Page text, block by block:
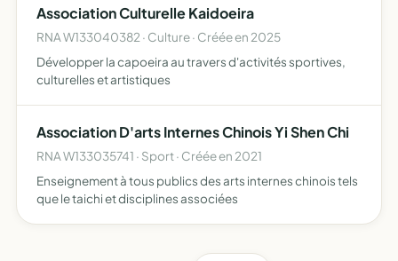
Association Culturelle Kaidoeira
RNA W133040382 · Culture · Créée en 2025
Développer la capoeira au travers d'activités sportives,
culturelles et artistiques
Association D'arts Internes Chinois Yi Shen Chi
RNA W133035741 · Sport · Créée en 2021
Enseignement à tous publics des arts internes chinois tels
que le taichi et disciplines associées